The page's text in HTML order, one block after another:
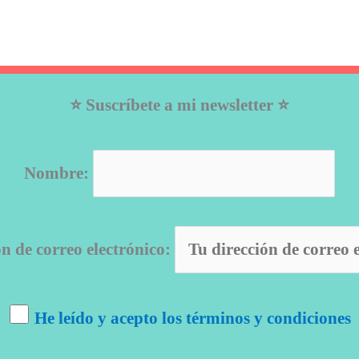
⭐ Suscríbete a mi newsletter ⭐
Nombre:
de correo electrónico:
He leído y acepto los términos y condiciones